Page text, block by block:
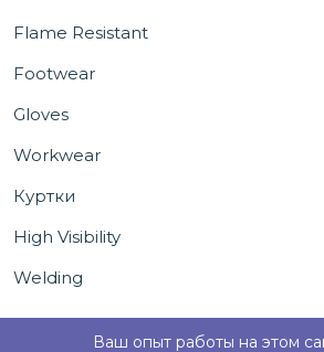
Flame Resistant
Footwear
Gloves
Workwear
Куртки
High Visibility
Welding
Ваш опыт работы на этом